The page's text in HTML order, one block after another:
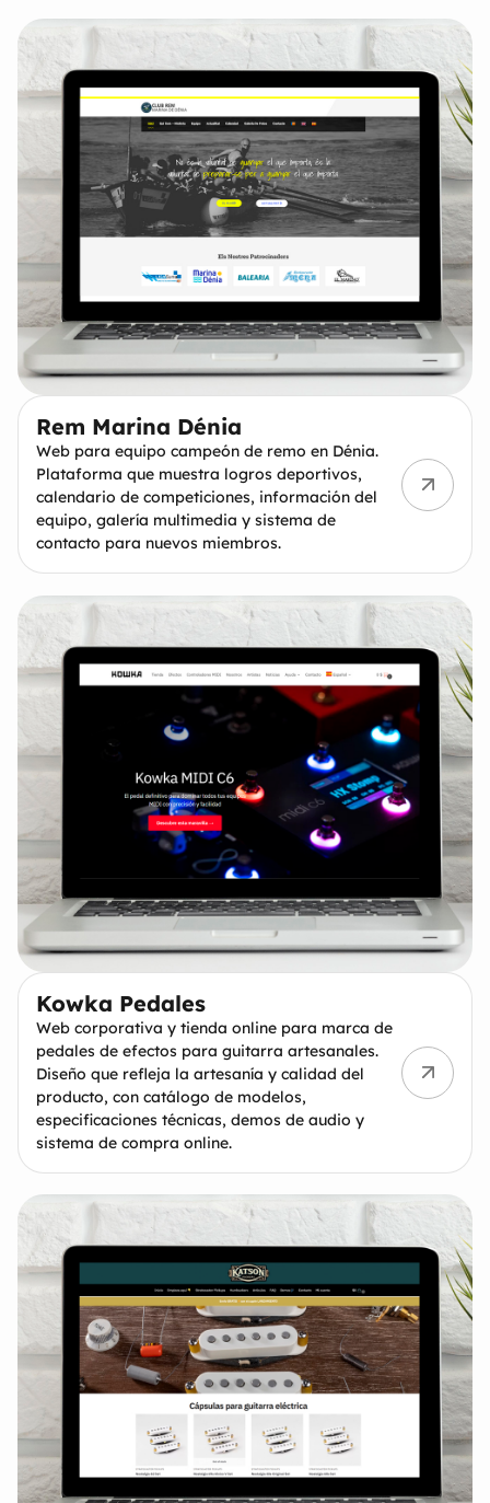
Rem Marina Dénia
Web para equipo campeón de remo en Dénia.
Plataforma que muestra logros deportivos,
calendario de competiciones, información del
equipo, galería multimedia y sistema de
contacto para nuevos miembros.
Kowka Pedales
Web corporativa y tienda online para marca de
pedales de efectos para guitarra artesanales.
Diseño que refleja la artesanía y calidad del
producto, con catálogo de modelos,
especificaciones técnicas, demos de audio y
sistema de compra online.